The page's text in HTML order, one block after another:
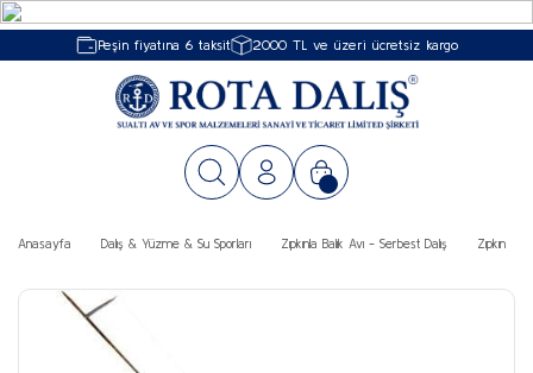
Peşin fiyatına 6 taksit 2000 TL ve üzeri ücretsiz kargo
Anasayfa Dalış & Yüzme & Su Sporları Zıpkınla Balık Avı - Serbest Dalış Zıpkın